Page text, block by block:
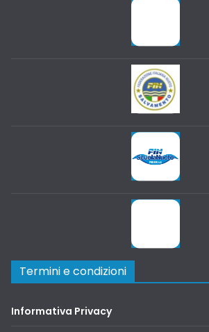
Termini e condizioni
Informativa Privacy